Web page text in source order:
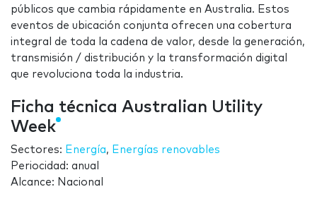
públicos que cambia rápidamente en Australia. Estos
eventos de ubicación conjunta ofrecen una cobertura
integral de toda la cadena de valor, desde la generación,
transmisión / distribución y la transformación digital
que revoluciona toda la industria.
Ficha técnica Australian Utility
Week
Sectores: Energía, Energías renovables
Periocidad: anual
Alcance: Nacional